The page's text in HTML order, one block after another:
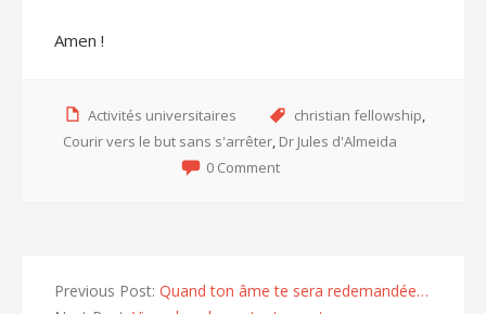
Amen !
Activités universitaires christian fellowship,
Courir vers le but sans s'arrêter, Dr Jules d'Almeida
0 Comment
Previous Post: Quand ton âme te sera redemandée…